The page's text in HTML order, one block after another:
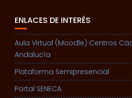
ENLACES DE INTERÉS
Aula Virtual (Moodle) Centros
Andalucía
Plataforma Semipresencial
Portal SENECA